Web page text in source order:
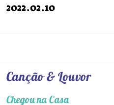
2022.02.10
Canção & Louvor
Chegou na Casa